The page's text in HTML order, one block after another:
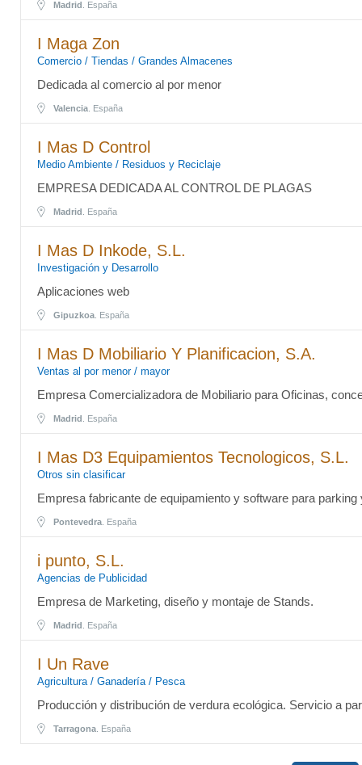
Madrid . España
I Maga Zon
Comercio / Tiendas / Grandes Almacenes
Dedicada al comercio al por menor
Valencia . España
I Mas D Control
Medio Ambiente / Residuos y Reciclaje
EMPRESA DEDICADA AL CONTROL DE PLAGAS
Madrid . España
I Mas D Inkode, S.L.
Investigación y Desarrollo
Aplicaciones web
Gipuzkoa . España
I Mas D Mobiliario Y Planificacion, S.A.
Ventas al por menor / mayor
Empresa Comercializadora de Mobiliario para Oficinas,
Madrid . España
I Mas D3 Equipamientos Tecnologicos, S.L.
Otros sin clasificar
Empresa fabricante de equipamiento y software para
Pontevedra . España
i punto, S.L.
Agencias de Publicidad
Empresa de Marketing, diseño y montaje de Stands.
Madrid . España
I Un Rave
Agricultura / Ganadería / Pesca
Producción y distribución de verdura ecológica. Servicio a
Tarragona . España